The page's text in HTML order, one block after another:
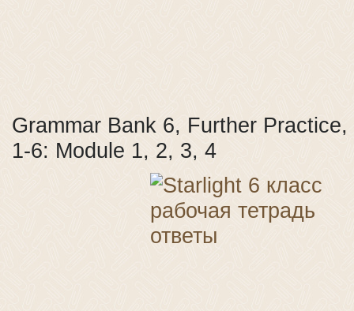
Grammar Bank 6, Further
1-6: Module 1, 2, 3, 4